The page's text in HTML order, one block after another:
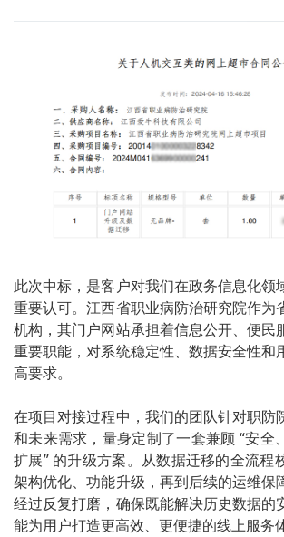
此次中标，是客户对我们在政务信息化领
重要认可。江西省职业病防治研究院作为
机构，其门户网站承担着信息公开、便民
重要职能，对系统稳定性、数据安全性和
高要求。
在项目对接过程中，我们的团队针对职防
和未来需求，量身定制了一套兼顾 “安全
扩展” 的升级方案。从数据迁移的全流程
架构优化、功能升级，再到后续的运维保
经过反复打磨，确保既能解决历史数据的
能为用户打造更高效、更便捷的线上服务